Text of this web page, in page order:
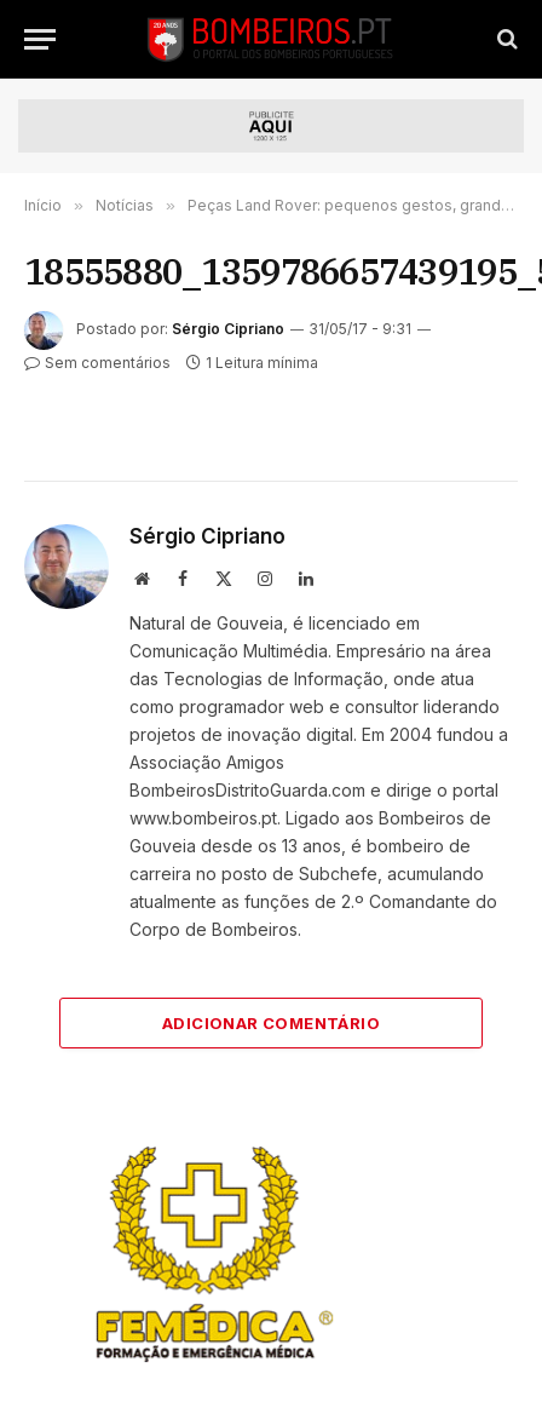
Início » Notícias » Peças Land Rover: pequenos gestos, grandes atitudes.
Postado por: Sérgio Cipriano
31/05/17 - 9:31
Sem comentários
1 Leitura mínima
Sérgio Cipriano
WebsiteFacebook InstagramLinkedIn
Natural de Gouveia, é licenciado em
Comunicação Multimédia. Empresário na área
das Tecnologias de Informação, onde atua
como programador web e consultor liderando
projetos de inovação digital. Em 2004 fundou a
Associação Amigos
BombeirosDistritoGuarda.com e dirige o portal
www.bombeiros.pt. Ligado aos Bombeiros de
Gouveia desde os 13 anos, é bombeiro de
carreira no posto de Subchefe, acumulando
atualmente as funções de 2.º Comandante do
Corpo de Bombeiros.
ADICIONAR COMENTÁRIO